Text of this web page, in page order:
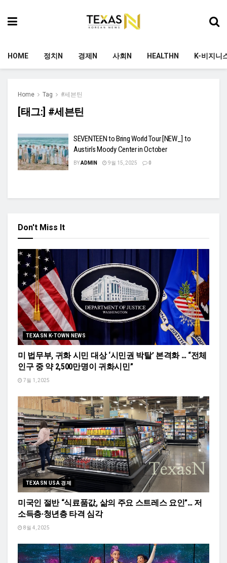
HOME 정치N 경제N 사회N HEALTHN K-비지니
Home Tag #세븐틴
[태그:] #세븐틴
SEVENTEEN to Bring World Tour [NEW_] to
Austin’s Moody Center in October
BYADMIN 9월 15, 2025 0
Don't Miss It
TEXASN K-TOWN NEWS
미 법무부, 귀화 시민 대상 ‘시민권 박탈’ 본격화 … “전체
인구 중 약 2,500만명이 귀화시민”
7월 1, 2025
TEXASN USA 경제
미국인 절반 “식료품값, 삶의 주요 스트레스 요인”… 저
소득층·청년층 타격 심각
8월 4, 2025